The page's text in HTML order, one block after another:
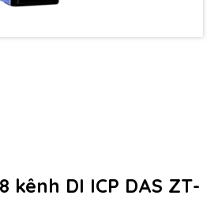
kênh DI ICP DAS ZT-